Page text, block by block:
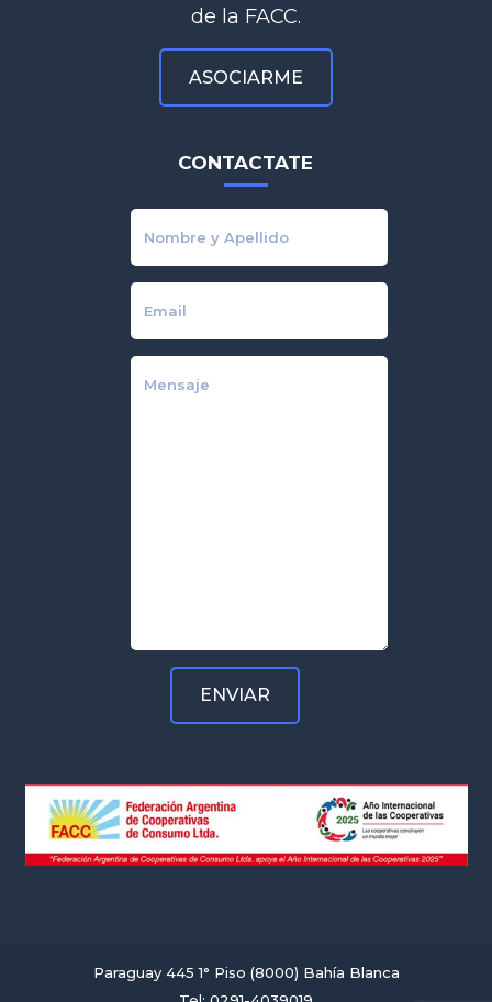
de la FACC.
ASOCIARME
CONTACTATE
Paraguay 445 1° Piso (8000) Bahía Blanca